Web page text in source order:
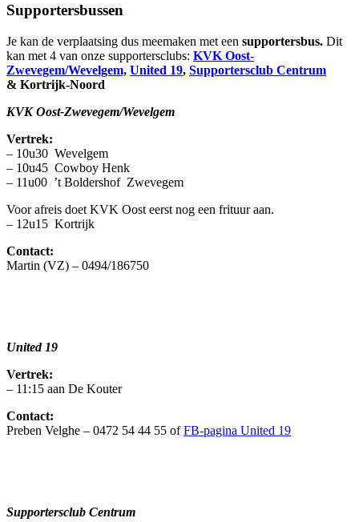
Supportersbussen
Je kan de verplaatsing dus meemaken met een supportersbus. Dit
kan met 4 van onze supportersclubs: KVK Oost-
Zwevegem/Wevelgem, United 19, Supportersclub Centrum
& Kortrijk-Noord
KVK Oost-Zwevegem/Wevelgem
Vertrek:
– 10u30 Wevelgem
– 10u45 Cowboy Henk
– 11u00 ’t Boldershof Zwevegem
Voor afreis doet KVK Oost eerst nog een frituur aan.
– 12u15 Kortrijk
Contact:
Martin (VZ) – 0494/186750
United 19
Vertrek:
– 11:15 aan De Kouter
Contact:
Preben Velghe – 0472 54 44 55 ofFB-pagina United 19
Supportersclub Centrum